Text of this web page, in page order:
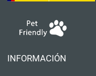
INFORMACIÓN